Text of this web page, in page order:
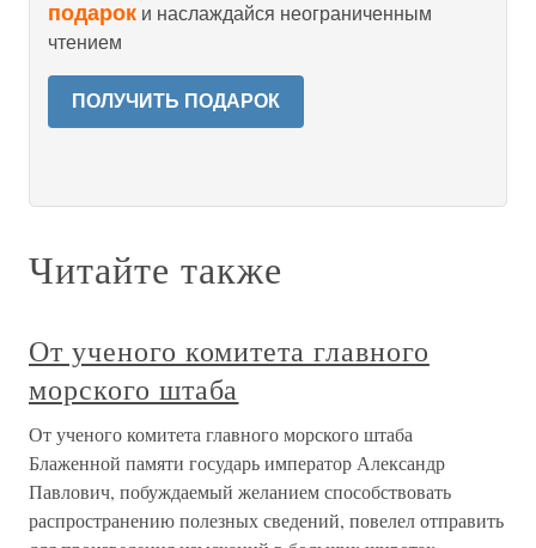
подарок и наслаждайся неограниченным
чтением
ПОЛУЧИТЬ ПОДАРОК
Читайте также
От ученого комитета главного
морского штаба
От ученого комитета главного морского штаба
Блаженной памяти государь император Александр
Павлович, побуждаемый желанием способствовать
распространению полезных сведений, повелел отправить